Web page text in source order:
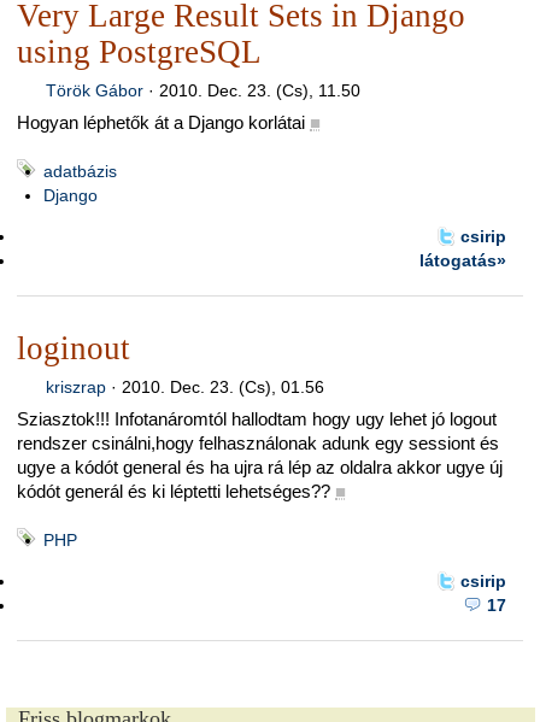
Very Large Result Sets in Django
using PostgreSQL
Török Gábor· 2010. Dec. 23. (Cs), 11.50
Hogyan léphetők át a Django korlátai ■
adatbázis
Django
csirip
látogatás»
loginout
kriszrap· 2010. Dec. 23. (Cs), 01.56
Sziasztok!!! Infotanáromtól hallodtam hogy ugy lehet jó logout
rendszer csinálni,hogy felhasználonak adunk egy sessiont és
ugye a kódót general és ha ujra rá lép az oldalra akkor ugye új
kódót generál és ki léptetti lehetséges?? ■
PHP
csirip
17